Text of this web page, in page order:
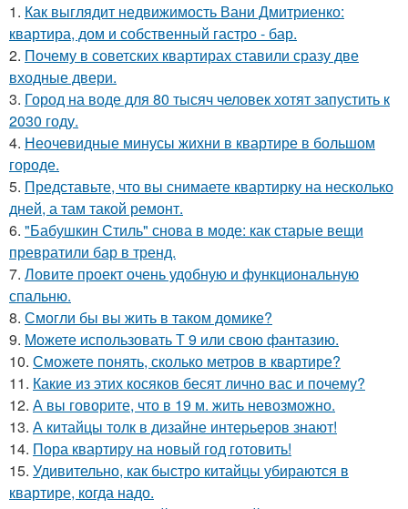
1. Как выглядит недвижимость Вани Дмитриенко:
квартира, дом и собственный гастро - бар.
2. Почему в советских квартирах ставили сразу две
входные двери.
3. Город на воде для 80 тысяч человек хотят запустить к
2030 году.
4. Неочевидные минусы жихни в квартире в большом
городе.
5. Представьте, что вы снимаете квартирку на несколько
дней, а там такой ремонт.
6. "Бабушкин Стиль" снова в моде: как старые вещи
превратили бар в тренд.
7. Ловите проект очень удобную и функциональную
спальню.
8. Смогли бы вы жить в таком домике?
9. Можете использовать Т 9 или свою фантазию.
10. Сможете понять, сколько метров в квартире?
11. Какие из этих косяков бесят лично вас и почему?
12. А вы говорите, что в 19 м. жить невозможно.
13. А китайцы толк в дизайне интерьеров знают!
14. Пора квартиру на новый год готовить!
15. Удивительно, как быстро китайцы убираются в
квартире, когда надо.